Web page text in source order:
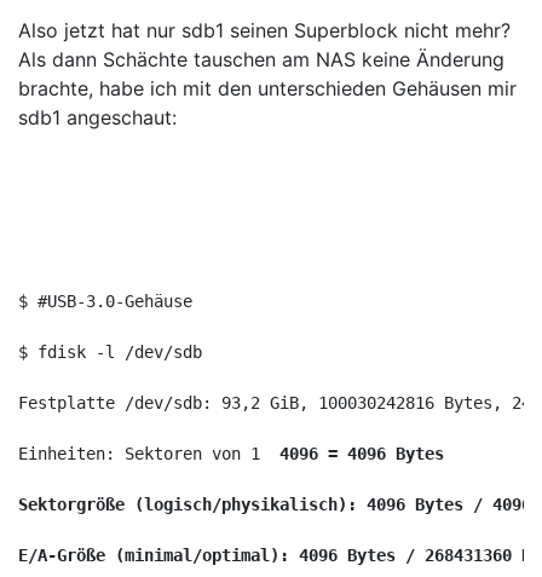
Also jetzt hat nur sdb1 seinen Superblock nicht mehr?
Als dann Schächte tauschen am NAS keine Änderung
brachte, habe ich mit den unterschieden Gehäusen mir
sdb1 angeschaut:
$ #USB-3.0-Gehäuse
$ fdisk -l /dev/sdb
Festplatte /dev/sdb: 93,2 GiB, 100030242816 Bytes,
Einheiten: Sektoren von 1 4096 = 4096 Bytes
Sektorgröße (logisch/physikalisch): 4096 Bytes / 4096
E/A-Größe (minimal/optimal): 4096 Bytes / 268431360